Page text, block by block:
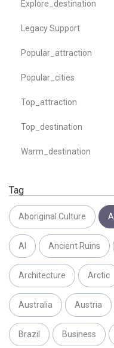
Explore_destination
Legacy Support
Popular_attraction
Popular_cities
Top_attraction
Top_destination
Warm_destination
Tag
Aboriginal Culture
AI Ancient Ruins
Architecture Arctic
Australia Austria
Brazil Business